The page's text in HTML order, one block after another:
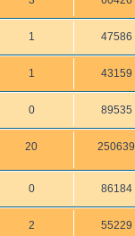
1 47586
1 43159
0 89535
20 250639
0 86184
2 55229